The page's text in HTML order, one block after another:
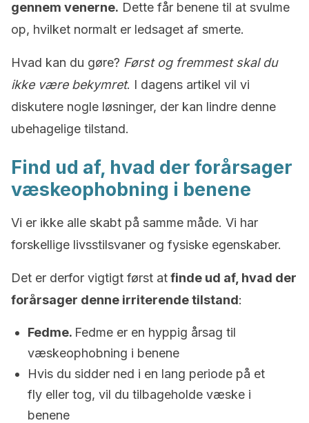
gennem venerne. Dette får benene til at svulme
op, hvilket normalt er ledsaget af smerte.
Hvad kan du gøre? Først og fremmest skal du
ikke være bekymret. I dagens artikel vil vi
diskutere nogle løsninger, der kan lindre denne
ubehagelige tilstand.
Find ud af, hvad der forårsager
væskeophobning i benene
Vi er ikke alle skabt på samme måde. Vi har
forskellige livsstilsvaner og fysiske egenskaber.
Det er derfor vigtigt først atfinde ud af, hvad der
forårsager denne irriterende tilstand:
Fedme. Fedme er en hyppig årsag til
væskeophobning i benene
Hvis du sidder ned i en lang periode på et
fly eller tog, vil du tilbageholde væske i
benene